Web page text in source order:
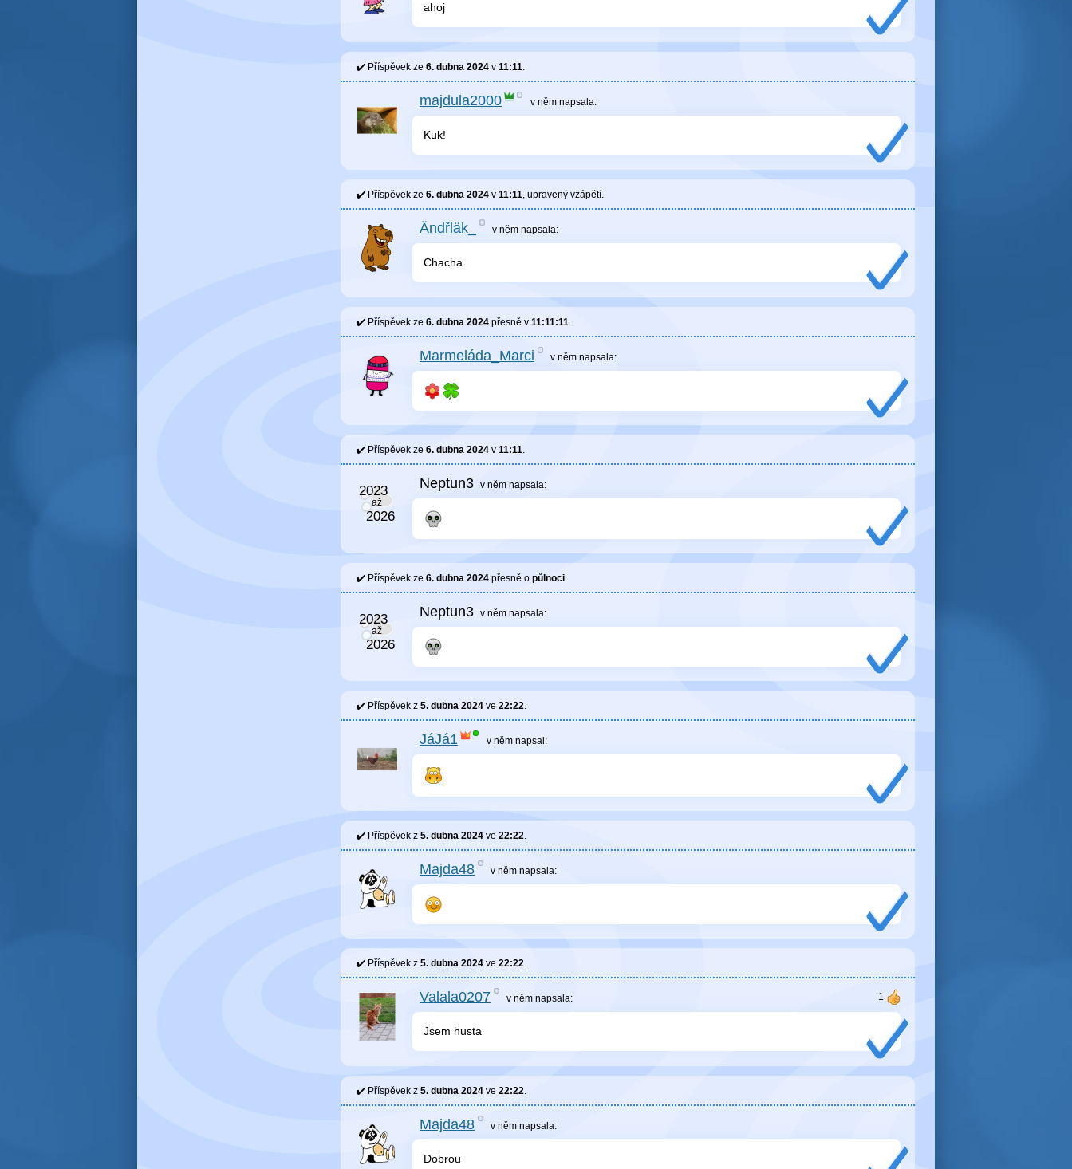
ahoj
Příspěvek ze 6. dubna 2024 v 11:11.
majdula2000 v něm napsala:
Kuk!
Příspěvek ze 6. dubna 2024 v 11:11, upravený vzápětí.
Ändřläk_ v němnapsala:
Chacha
Příspěvek ze 6. dubna 2024 přesně v 11:11:11.
Marmeláda_Marci v němnapsala:
Příspěvek ze 6. dubna 2024 v 11:11.
Neptun3 v něm napsala:
Příspěvek ze 6. dubna 2024 přesně o půlnoci
Neptun3 v něm napsala:
Příspěvek z 5. dubna 2024 ve 22:22.
JáJá1 v něm napsal:
Příspěvek z 5. dubna 2024 ve 22:22.
Majda48 v němnapsala:
Příspěvek z 5. dubna 2024 ve 22:22.
Valala0207 v němnapsala:
Jsem husta
Příspěvek z 5. dubna 2024 ve 22:22.
Majda48 v němnapsala:
Dobrou